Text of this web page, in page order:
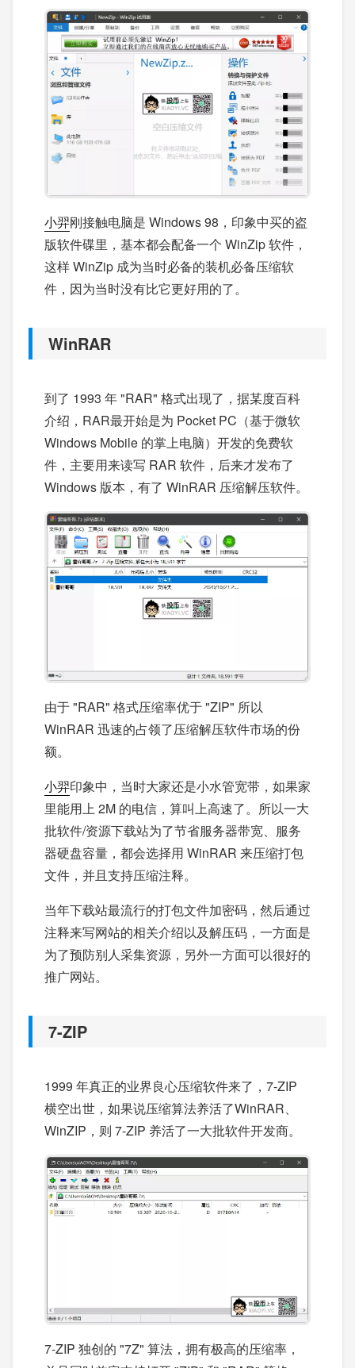
小羿刚接触电脑是 Windows 98，印象中买的盗
版软件碟里，基本都会配备一个 WinZip 软件，
这样 WinZip 成为当时必备的装机必备压缩软
件，因为当时没有比它更好用的了。
WinRAR
到了 1993 年 "RAR" 格式出现了，据某度百科
介绍，RAR最开始是为 Pocket PC（基于微软
Windows Mobile 的掌上电脑）开发的免费软
件，主要用来读写 RAR 软件，后来才发布了
Windows 版本，有了 WinRAR 压缩解压软件。
由于 "RAR" 格式压缩率优于 "ZIP" 所以
WinRAR 迅速的占领了压缩解压软件市场的份
额。
小羿印象中，当时大家还是小水管宽带，如果家
里能用上 2M 的电信，算叫上高速了。所以一大
批软件/资源下载站为了节省服务器带宽、服务
器硬盘容量，都会选择用 WinRAR 来压缩打包
文件，并且支持压缩注释。
当年下载站最流行的打包文件加密码，然后通过
注释来写网站的相关介绍以及解压码，一方面是
为了预防别人采集资源，另外一方面可以很好的
推广网站。
7-ZIP
1999 年真正的业界良心压缩软件来了，7-ZIP
横空出世，如果说压缩算法养活了WinRAR、
WinZIP，则 7-ZIP 养活了一大批软件开发商。
7-ZIP 独创的 "7Z" 算法，拥有极高的压缩率，